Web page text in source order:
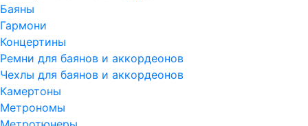
Баяны
Гармони
Концертины
Ремни для баянов и аккордеонов
Чехлы для баянов и аккордеонов
Камертоны
Метрономы